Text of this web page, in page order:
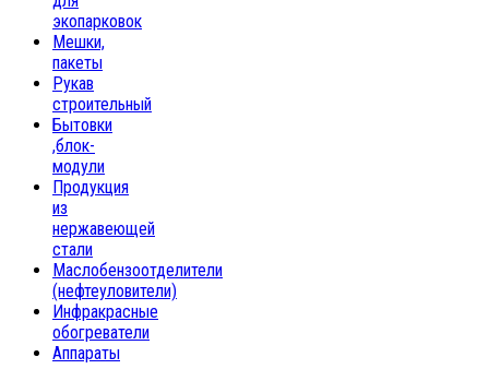
экопарковок
Мешки,
пакеты
Рукав
строительный
Бытовки
,блок-
модули
Продукция
из
нержавеющей
стали
Маслобензоотделители
(нефтеуловители)
Инфракрасные
обогреватели
Аппараты